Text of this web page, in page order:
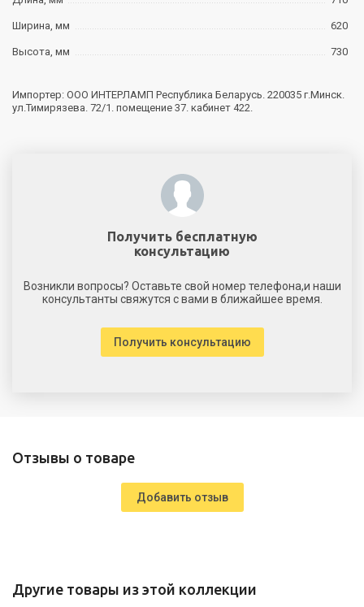
Ширина, мм 620
Высота, мм 730
Импортер: ООО ИНТЕРЛАМП Республика Беларусь. 220035 г.Минск.
ул.Тимирязева. 72/1. помещение 37. кабинет 422.
Получить бесплатную
консультацию
Возникли вопросы? Оставьте свой номер телефона,и наши
консультанты свяжутся с вами в ближайшее время.
Получить консультацию
Отзывы о товаре
Добавить отзыв
Другие товары из этой коллекции